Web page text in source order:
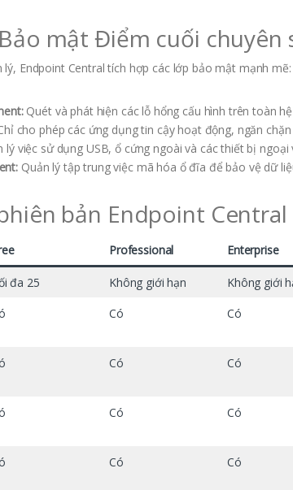
mật Điểm cuối chuyên
Endpoint Central tích hợp các lớp bảo mật mạnh mẽ:
Quét và phát hiện các lỗ hổng cấu hình trên toàn
cho phép các ứng dụng tin cậy hoạt động, ngăn
lý việc sử dụng USB, ổ cứng ngoài và các thiết bị
Quản lý tập trung việc mã hóa ổ đĩa để bảo vệ dữ
bản Endpoint Central
Professional Enterprise
đa 25 Không giới hạn Không giới
Có Có
Có Có
Có Có
Có Có